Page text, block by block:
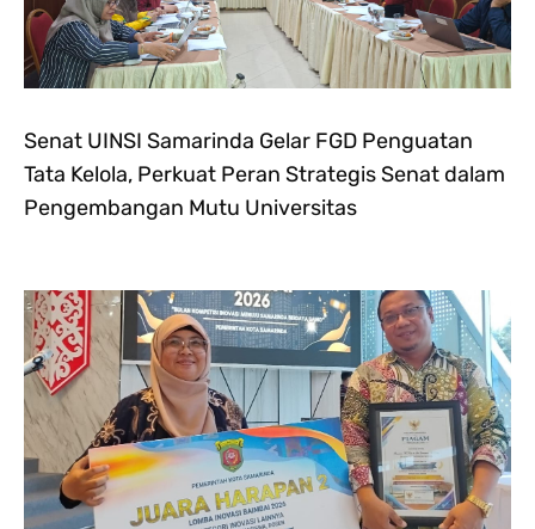
Senat UINSI Samarinda Gelar FGD Penguatan
Tata Kelola, Perkuat Peran Strategis Senat dalam
Pengembangan Mutu Universitas